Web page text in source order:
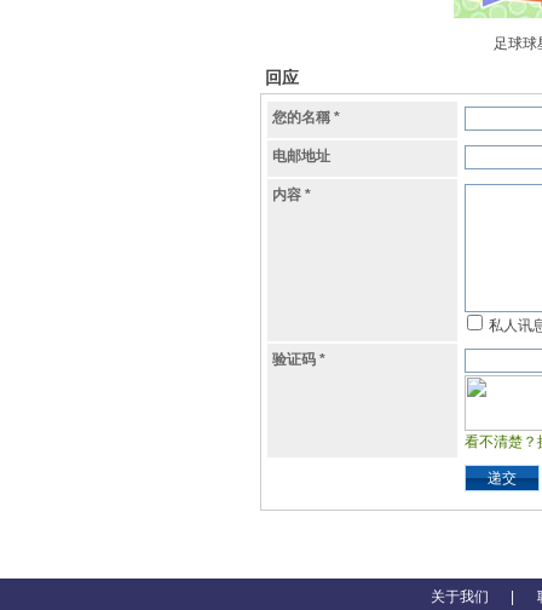
足球球
回应
您的名稱 *
电邮地址
内容 *
私人讯
验证码 *
看不清楚？
递交
关于我们